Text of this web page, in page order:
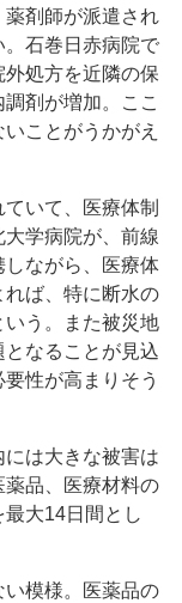
剤師が派遣され
石巻日赤病院で
処方を近隣の保
剤が増加。ここ
ことがうかがえ
いて、医療体制
学病院が、前線
ながら、医療体
ば、特に断水の
う。また被災地
なることが見込
性が高まりそう
は大きな被害は
品、医療材料の
大14日間とし
模様。医薬品の